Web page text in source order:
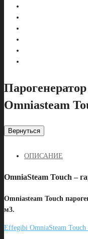
Omniasteam
Вернуться
OПИСАНИЕ
OmniaSteam Touch –
Omniasteam Touch
м3.
Effegibi OmniaSteam